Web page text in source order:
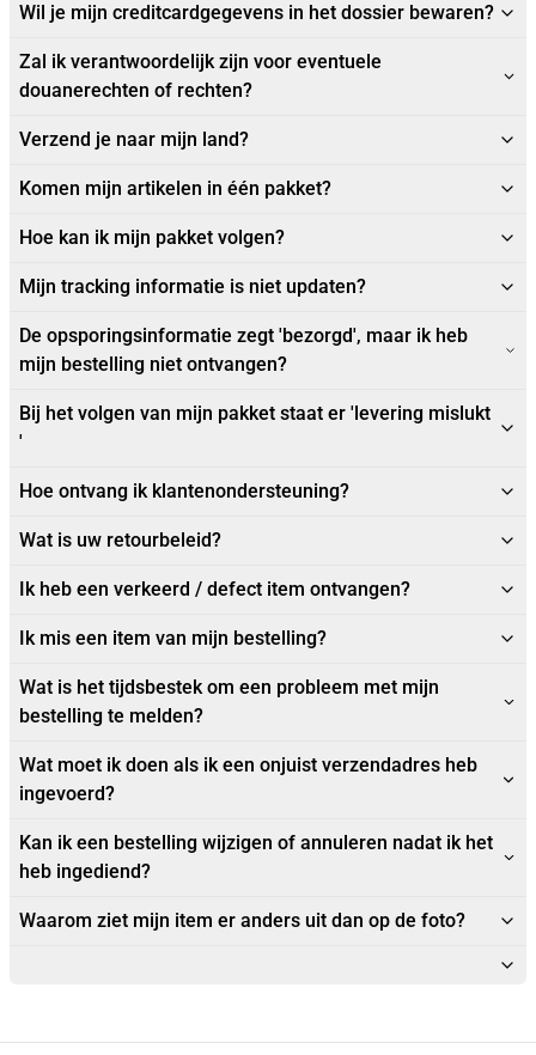
Wil je mijn creditcardgegevens in het dossier bewaren?
Zal ik verantwoordelijk zijn voor eventuele
douanerechten of rechten?
Verzend je naar mijn land?
Komen mijn artikelen in één pakket?
Hoe kan ik mijn pakket volgen?
Mijn tracking informatie is niet updaten?
De opsporingsinformatie zegt 'bezorgd', maar ik heb
mijn bestelling niet ontvangen?
Bij het volgen van mijn pakket staat er 'levering mislukt
'
Hoe ontvang ik klantenondersteuning?
Wat is uw retourbeleid?
Ik heb een verkeerd / defect item ontvangen?
Ik mis een item van mijn bestelling?
Wat is het tijdsbestek om een probleem met mijn
bestelling te melden?
Wat moet ik doen als ik een onjuist verzendadres heb
ingevoerd?
Kan ik een bestelling wijzigen of annuleren nadat ik het
heb ingediend?
Waarom ziet mijn item er anders uit dan op de foto?